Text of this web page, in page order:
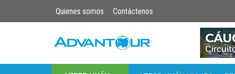
Quienes somos Contáctenos